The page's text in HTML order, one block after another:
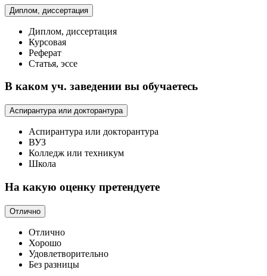
Диплом, диссертация
Диплом, диссертация
Курсовая
Реферат
Статья, эссе
В каком уч. заведении вы обучаетесь
Аспирантура или докторантура
Аспирантура или докторантура
ВУЗ
Колледж или техникум
Школа
На какую оценку претендуете
Отлично
Отлично
Хорошо
Удовлетворительно
Без разницы